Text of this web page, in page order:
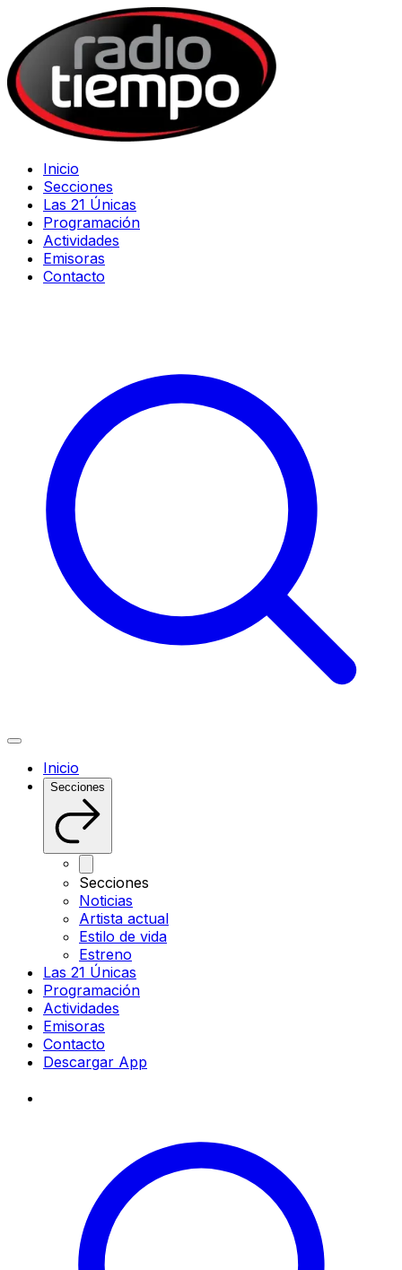
Inicio
Secciones
Las 21 Únicas
Programación
Actividades
Emisoras
Contacto
Inicio
Secciones
Secciones
Noticias
Artista actual
Estilo de vida
Estreno
Las 21 Únicas
Programación
Actividades
Emisoras
Contacto
Descargar App